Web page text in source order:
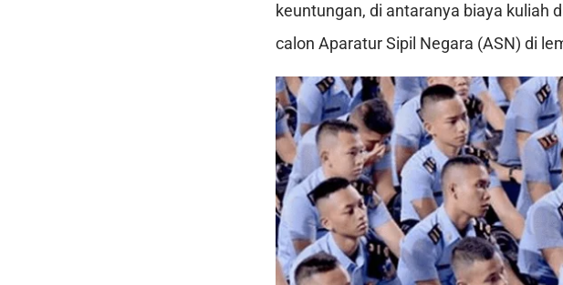
keuntungan, di antaranya biaya kuliah
calon Aparatur Sipil Negara (ASN) di